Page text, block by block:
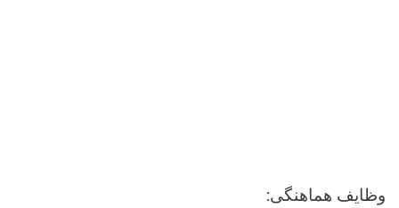
وظایف هماهنگی: